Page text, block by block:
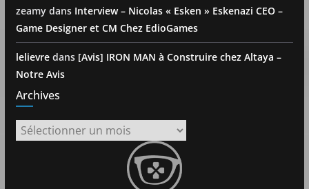
zeamydans Interview – Nicolas « Esken » Eskenazi CEO –
Game Designer et CM Chez EdioGames
lelievredans [Avis] IRON MAN à Construire chez Altaya –
Notre Avis
Archives
Archives